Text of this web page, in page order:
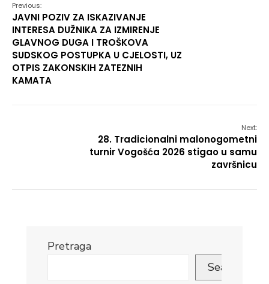
Previous:
JAVNI POZIV ZA ISKAZIVANJE
INTERESA DUŽNIKA ZA IZMIRENJE
GLAVNOG DUGA I TROŠKOVA
SUDSKOG POSTUPKA U CJELOSTI, UZ
OTPIS ZAKONSKIH ZATEZNIH
KAMATA
Next:
28. Tradicionalni malonogometni
turnir Vogošća 2026 stigao u samu
završnicu
Pretraga
Search